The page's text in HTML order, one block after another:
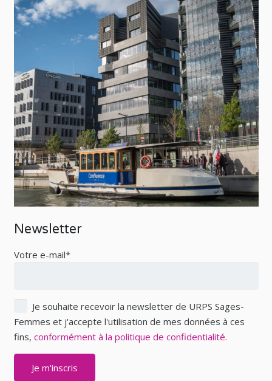
Newsletter
Votre e-mail*
Je souhaite recevoir la newsletter de URPS Sages-
Femmes et j'accepte l'utilisation de mes données à ces
fins, conformément à la politique de confidentialité.